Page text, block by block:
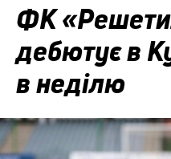
ФК
дебютує в
в неділю